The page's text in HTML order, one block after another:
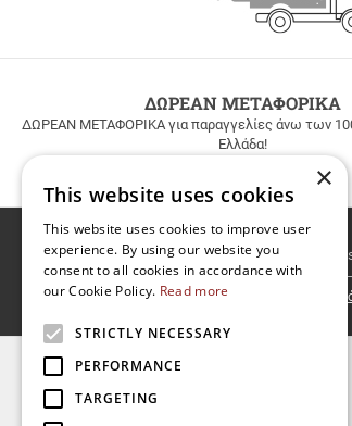
ΔΩΡΕΑΝ ΜΕΤΑΦΟΡΙΚΑ
ΔΩΡΕΑΝ ΜΕΤΑΦΟΡΙΚΑ για παραγγελίες άνω των
Ελλάδα!
Newsletter
Έχω διαβάσει κι αποδέχομαι τους
TOP ΚΑΤΗΓΟΡΙΕΣ
×
This website uses cookies
This website uses cookies to improve user
experience. By using our website you
consent to all cookies in accordance with
our Cookie Policy. Read more
STRICTLY NECESSARY
PERFORMANCE
TARGETING